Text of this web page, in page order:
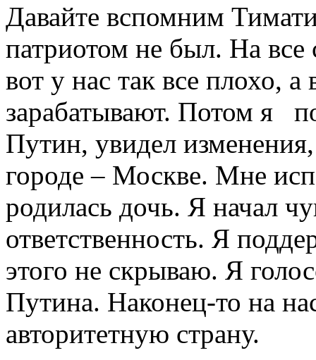
Давайте вспомним
патриотом не был. На все
вот у нас так все плохо,
зарабатывают. Потом я
Путин, увидел
городе – Москве. Мне
родилась дочь. Я начал
ответственность. Я
этого не скрываю. Я
Путина. Наконец-то на
авторитетную страну.